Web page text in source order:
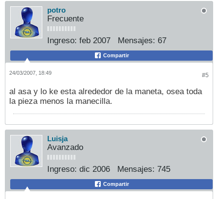
potro
Frecuente
Ingreso: feb 2007 Mensajes: 67
Compartir
#5
24/03/2007, 18:49
al asa y lo ke esta alrededor de la maneta, osea toda
la pieza menos la manecilla.
Luisja
Avanzado
Ingreso: dic 2006 Mensajes: 745
Compartir